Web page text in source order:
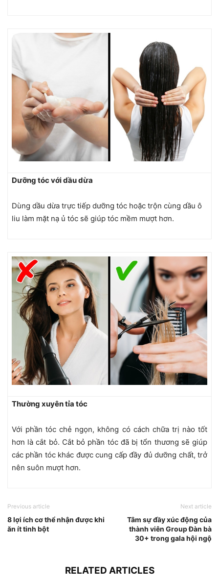
Dưỡng tóc với dầu dừa
Dùng dầu dừa trực tiếp dưỡng tóc hoặc trộn cùng dầu ô
liu làm mặt nạ ủ tóc sẽ giúp tóc mềm mượt hơn.
Thường xuyên tỉa tóc
Với phần tóc chẻ ngọn, không có cách chữa trị nào tốt
hơn là cắt bỏ. Cắt bỏ phần tóc đã bị tổn thương sẽ giúp
các phần tóc khác được cung cấp đầy đủ dưỡng chất, trở
nên suôn mượt hơn.
Previous article
8 lợi ích cơ thể nhận được khi
ăn ít tinh bột
Next article
Tâm sự đầy xúc động của
thành viên Group Đàn bà
30+ trong gala hội ngộ
RELATED ARTICLES